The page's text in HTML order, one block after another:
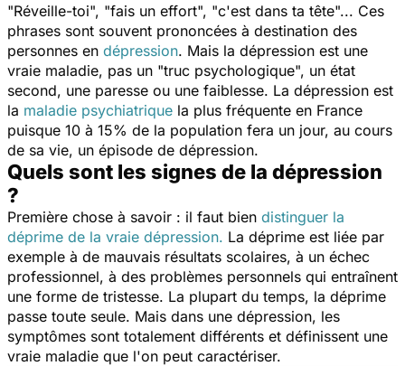
"Réveille-toi", "fais un effort", "c'est dans ta tête"... Ces
phrases sont souvent prononcées à destination des
personnes en dépression. Mais la dépression est une
vraie maladie, pas un "truc psychologique", un état
second, une paresse ou une faiblesse. La dépression est
la maladie psychiatrique la plus fréquente en France
puisque 10 à 15% de la population fera un jour, au cours
de sa vie, un épisode de dépression.
Quels sont les signes de la dépression
?
Première chose à savoir : il faut bien distinguer la
déprime de la vraie dépression. La déprime est liée par
exemple à de mauvais résultats scolaires, à un échec
professionnel, à des problèmes personnels qui entraînent
une forme de tristesse. La plupart du temps, la déprime
passe toute seule. Mais dans une dépression, les
symptômes sont totalement différents et définissent une
vraie maladie que l'on peut caractériser.